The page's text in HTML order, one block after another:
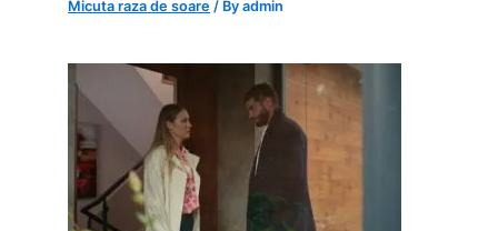
Micuta raza de soare / Byadmin